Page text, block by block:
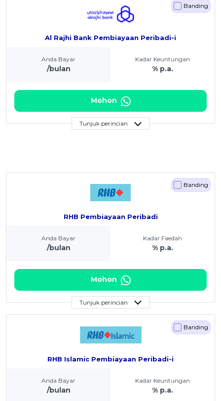
Al Rajhi Bank Pembiayaan Peribadi-i
Banding
Anda Bayar
/bulan
Kadar Keuntungan
% p.a.
Mohon
Tunjuk perincian
RHB Pembiayaan Peribadi
Banding
Anda Bayar
/bulan
Kadar Faedah
% p.a.
Mohon
Tunjuk perincian
RHB Islamic Pembiayaan Peribadi-i
Banding
Anda Bayar
/bulan
Kadar Keuntungan
% p.a.